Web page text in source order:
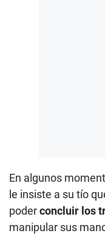
En algunos
le insiste a su tío
poderconcluir los
manipular sus